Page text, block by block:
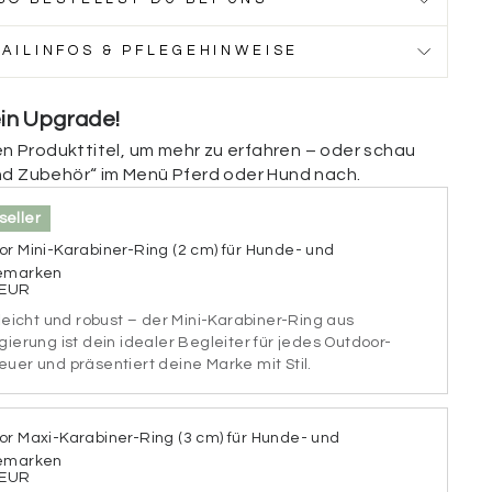
deiner Marke personalisieren. Füge deine
einen Hinweis (z. B. „Ich bin gechipt“), deine
medizinische Infos (z. B. „Diabetiker“,
Medikamente“) hinzu. Wenn du die Rückseite
möchtest, kannst du dieses Feld einfach
aus.
& PFLEGEHINWEISE
Upgrade!
Produkttitel, um mehr zu erfahren – oder schau
Zubehör“ im Menü Pferd oder Hund nach.
Mini-Karabiner-Ring (2 cm) für Hunde- und
und robust – der Mini-Karabiner-Ring aus
ist dein idealer Begleiter für jedes Outdoor-
und präsentiert deine Marke mit Stil.
Maxi-Karabiner-Ring (3 cm) für Hunde- und